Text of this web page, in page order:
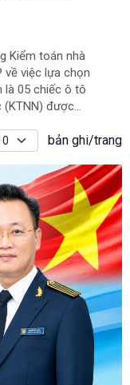
Kiểm toán nhà
về việc lựa chọn
là 05 chiếc ô tô
(KTNN) được
giá theo lô,
bản ghi/trang